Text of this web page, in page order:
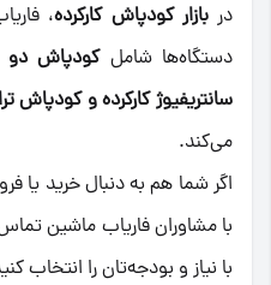
دربازار کودپاش کارکرده،
دستگاه‌ها شاملکودپاش
سانتریفیوژ کارکرده و کودپاش
می‌کند.
اگر شما هم به دنبال خرید یا
با مشاوران فاریاب ماشین
با نیاز و بودجه‌تان را انتخاب